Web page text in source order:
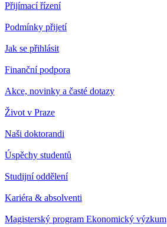
Přijímací řízení
Podmínky přijetí
Jak se přihlásit
Finanční podpora
Akce, novinky a časté dotazy
Život v Praze
Naši doktorandi
Úspěchy studentů
Studijní oddělení
Kariéra & absolventi
Magisterský program Ekonomický výzkum